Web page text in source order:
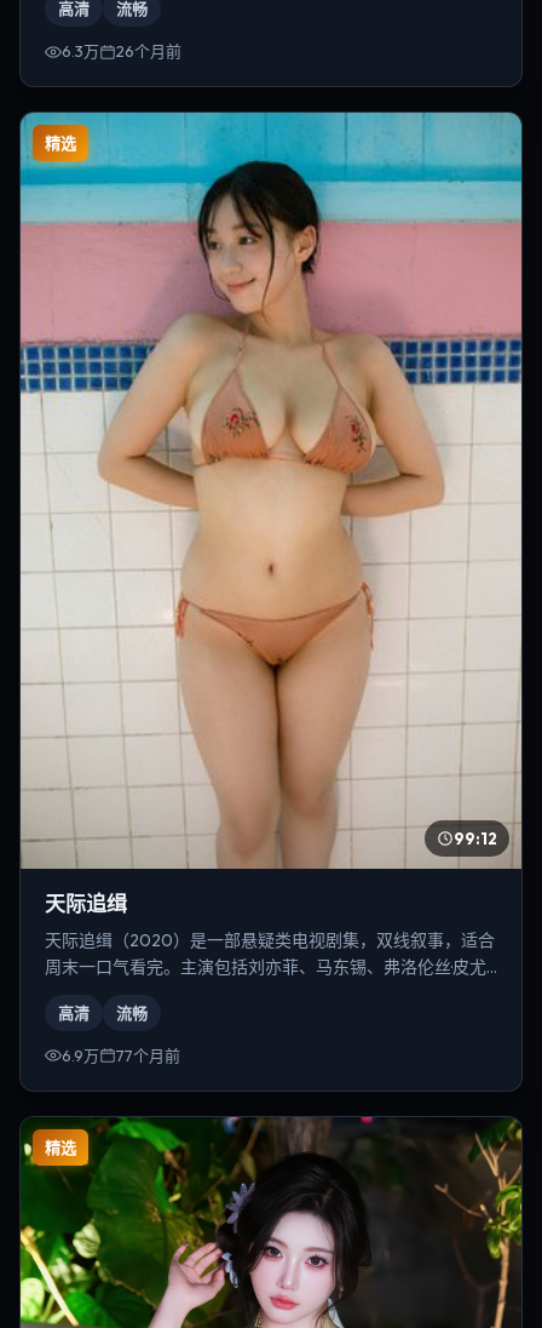
高清 流畅
6.3万 26个月前
精选
99:12
天际追缉
天际追缉（2020）是一部悬疑类电视剧集，双线叙事，适合
周末一口气看完。主演包括刘亦菲、马东锡、弗洛伦丝·皮尤
高清 流畅
6.9万 77个月前
精选